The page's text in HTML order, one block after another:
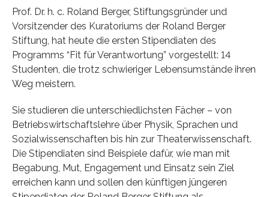
Prof. Dr. h. c. Roland Berger, Stiftungsgründer und
Vorsitzender des Kuratoriums der Roland Berger
Stiftung, hat heute die ersten Stipendiaten des
Programms “Fit für Verantwortung” vorgestellt: 14
Studenten, die trotz schwieriger Lebensumstände ihren
Weg meistern.
Sie studieren die unterschiedlichsten Fächer – von
Betriebswirtschaftslehre über Physik, Sprachen und
Sozialwissenschaften bis hin zur Theaterwissenschaft.
Die Stipendiaten sind Beispiele dafür, wie man mit
Begabung, Mut, Engagement und Einsatz sein Ziel
erreichen kann und sollen den künftigen jüngeren